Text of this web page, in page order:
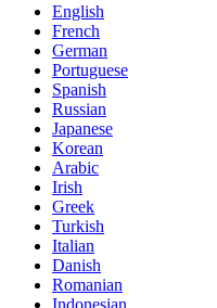
English
French
German
Portuguese
Spanish
Russian
Japanese
Korean
Arabic
Irish
Greek
Turkish
Italian
Danish
Romanian
Indonesian